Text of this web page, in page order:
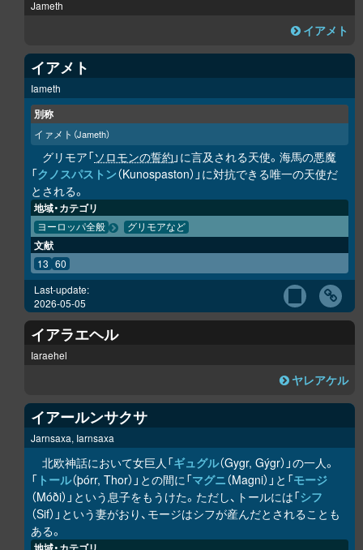
Jameth
イアメト
イアメト
Iameth
別称
イァメト （Jameth）
グリモア「ソロモンの誓約 」に言及される天使。海馬の悪魔
「クノスパストン（Kunospaston）」に対抗できる唯一の天使だ
とされる。
地域・カテゴリ
ヨーロッパ全般 グリモアなど
文献
13 60
Last-update:
2026-05-05
イアラエヘル
Iaraehel
ヤレアケル
イアールンサクサ
Jarnsaxa, Iarnsaxa
北欧神話において女巨人「ギュグル（Gygr, Gýgr）」の一人。
「 トール（þórr, Thor）」との間に「マグニ（Magni）」と「モージ
（Móði）」という息子をもうけた。ただし、トールには「シフ
（Sif）」という妻がおり、モージはシフが産んだとされることも
ある。